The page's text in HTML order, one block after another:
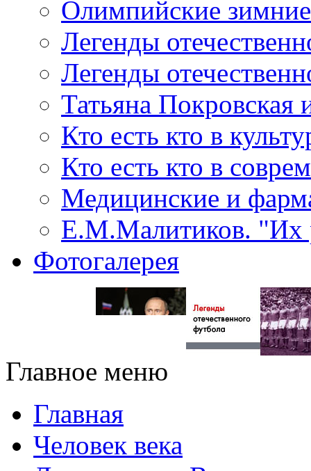
Олимпийские
Легенды
Легенды
Татьяна Покровская
Кто есть кто в
Кто есть кто в
Медицинские и
Е.М.Малитиков. "Их
Фотогалерея
Главное меню
Главная
Человек века